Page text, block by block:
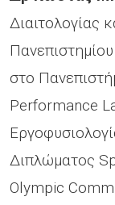
Διαιτολογίας
στο
Performance
Διπλώματος
Olympic